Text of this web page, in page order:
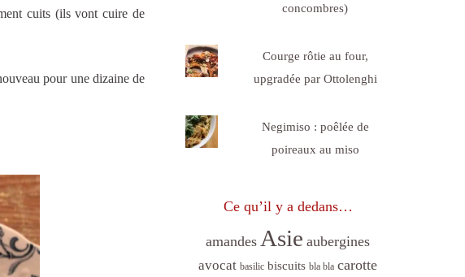
cuits (ils vont cuire de
pour une dizaine de
concombres)
Courge rôtie au four,
upgradée par Ottolenghi
Negimiso : poêlée de
poireaux au miso
Ce qu’il y a dedans…
amandes Asie aubergines
avocat basilic biscuits bla bla carotte